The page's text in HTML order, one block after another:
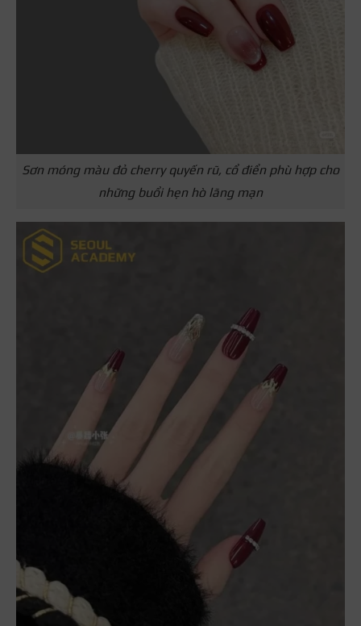
Sơn móng màu đỏ cherry quyến rũ, cổ điển phù hợp cho
những buổi hẹn hò lãng mạn